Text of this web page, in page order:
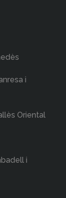
i
Oriental
i